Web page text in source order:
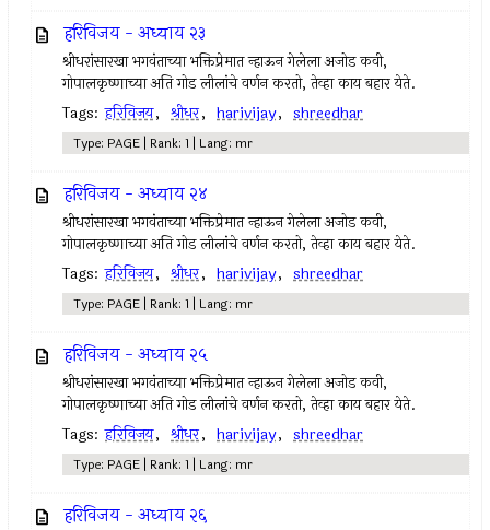
हरिविजय - अध्याय २३
श्रीधरांसारखा भगवंताच्या भक्तिप्रेमात न्हाऊन गेलेला अजोड कवी,
गोपालकृष्णाच्या अति गोड लीलांचे वर्णन करतो, तेव्हा काय बहार येते.
Tags: हरिविजय, श्रीधर, harivijay, shreedhar
Type: PAGE | Rank: 1 | Lang: mr
हरिविजय - अध्याय २४
श्रीधरांसारखा भगवंताच्या भक्तिप्रेमात न्हाऊन गेलेला अजोड कवी,
गोपालकृष्णाच्या अति गोड लीलांचे वर्णन करतो, तेव्हा काय बहार येते.
Tags: हरिविजय, श्रीधर, harivijay, shreedhar
Type: PAGE | Rank: 1 | Lang: mr
हरिविजय - अध्याय २५
श्रीधरांसारखा भगवंताच्या भक्तिप्रेमात न्हाऊन गेलेला अजोड कवी,
गोपालकृष्णाच्या अति गोड लीलांचे वर्णन करतो, तेव्हा काय बहार येते.
Tags: हरिविजय, श्रीधर, harivijay, shreedhar
Type: PAGE | Rank: 1 | Lang: mr
हरिविजय - अध्याय २६